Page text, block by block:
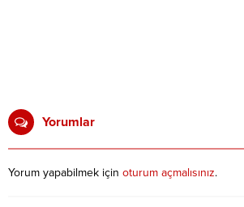
Yorumlar
Yorum yapabilmek için oturum açmalısınız.